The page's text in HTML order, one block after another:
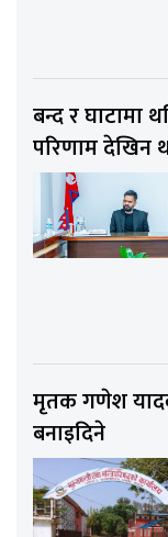
बन्द र घाटामा
परिणाम देखिन
मृतक गणेश
बनाइदिने